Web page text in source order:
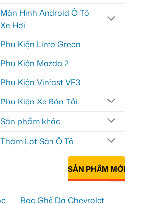
Màn Hình Android Ô Tô
Xe Hơi
Phụ Kiện Limo Green
Phụ Kiện Mazda 2
Phụ Kiện Vinfast VF3
Phụ Kiện Xe Bán Tải
Sản phẩm khác
Thảm Lót Sàn Ô Tô
SẢN PHẨM MỚI
Bọc Ghế Da Chevrolet